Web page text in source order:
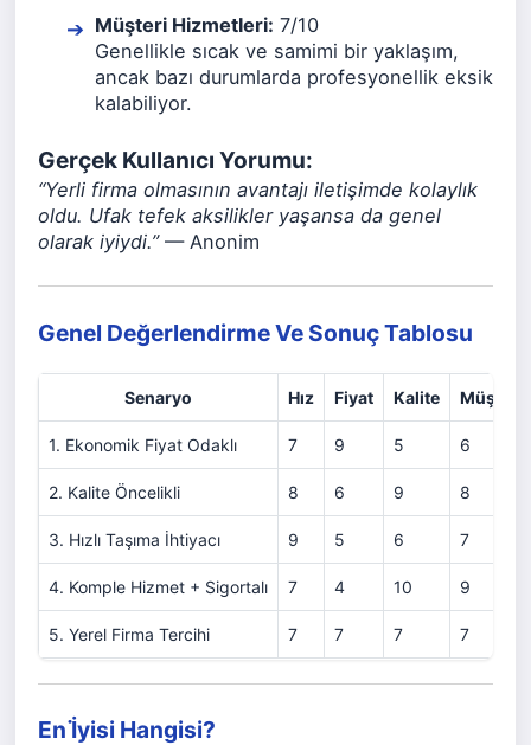
Müşteri Hizmetleri: 7/10
Genellikle sıcak ve samimi bir yaklaşım,
ancak bazı durumlarda profesyonellik eksik
kalabiliyor.
Gerçek Kullanıcı Yorumu:
“Yerli firma olmasının avantajı iletişimde kolaylık
oldu. Ufak tefek aksilikler yaşansa da genel
olarak iyiydi.”— Anonim
Genel Değerlendirme Ve Sonuç Tablosu
Senaryo Hız Fiyat Kalite Müşteri
1. Ekonomik Fiyat Odaklı 7 9 5 6
2. Kalite Öncelikli 8 6 9 8
3. Hızlı Taşıma İhtiyacı 9 5 6 7
4. Komple Hizmet + Sigortalı 7 4 10 9
5. Yerel Firma Tercihi 7 7 7 7
En İ̇yisi Hangisi?